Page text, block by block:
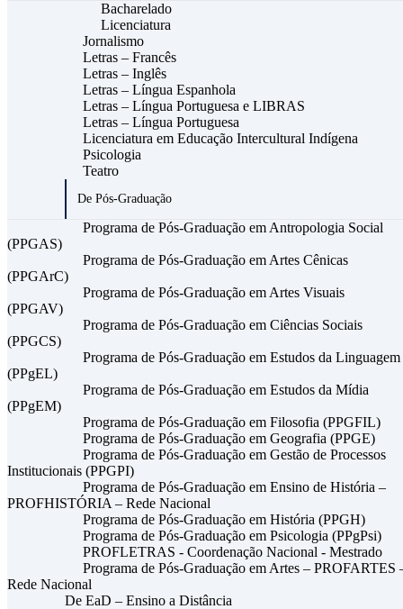
Bacharelado
Licenciatura
Jornalismo
Letras – Francês
Letras – Inglês
Letras – Língua Espanhola
Letras – Língua Portuguesa e LIBRAS
Letras – Língua Portuguesa
Licenciatura em Educação Intercultural Indígena
Psicologia
Teatro
De Pós-Graduação
Programa de Pós-Graduação em Antropologia Social
(PPGAS)
Programa de Pós-Graduação em Artes Cênicas
(PPGArC)
Programa de Pós-Graduação em Artes Visuais
(PPGAV)
Programa de Pós-Graduação em Ciências Sociais
(PPGCS)
Programa de Pós-Graduação em Estudos da Linguagem
(PPgEL)
Programa de Pós-Graduação em Estudos da Mídia
(PPgEM)
Programa de Pós-Graduação em Filosofia (PPGFIL)
Programa de Pós-Graduação em Geografia (PPGE)
Programa de Pós-Graduação em Gestão de Processos
Institucionais (PPGPI)
Programa de Pós-Graduação em Ensino de História –
PROFHISTÓRIA – Rede Nacional
Programa de Pós-Graduação em História (PPGH)
Programa de Pós-Graduação em Psicologia (PPgPsi)
PROFLETRAS - Coordenação Nacional - Mestrado
Programa de Pós-Graduação em Artes – PROFARTES
Rede Nacional
De EaD – Ensino a Distância